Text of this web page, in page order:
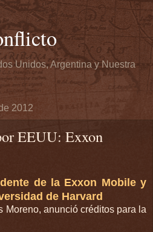
Unidos, Argentina y Nuestra
2012
EEUU: Exxon
de la Exxon Mobile y
de Harvard
Moreno, anunció créditos para la